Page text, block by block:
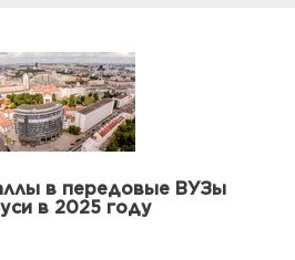
в передовые ВУЗы
в 2025 году